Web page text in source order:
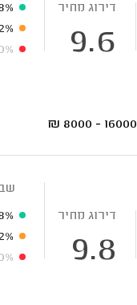
דירוג מחיר
9.6
16000 - 8000
₪
דירוג מחיר
9.8